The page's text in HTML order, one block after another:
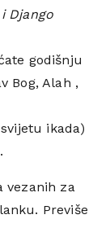
Django
godišnju
Bog, Alah ,
ikada)
vezanih za
Previše